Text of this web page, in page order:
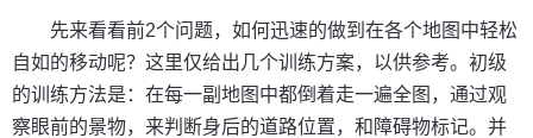
先来看看前2个问题，如何迅速的做到在各个地图中轻松
自如的移动呢？这里仅给出几个训练方案，以供参考。初级
的训练方法是：在每一副地图中都倒着走一遍全图，通过观
察眼前的景物，来判断身后的道路位置，和障碍物标记。并